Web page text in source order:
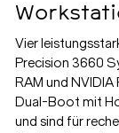
Vier
Precision 3660
RAM und
Dual-Boot mit
und sind für